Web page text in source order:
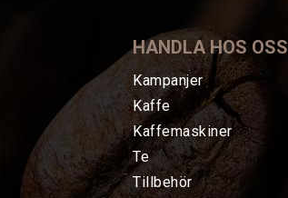
HANDLA HOS OSS
Kampanjer
Kaffe
Kaffemaskiner
Te
Tillbehör